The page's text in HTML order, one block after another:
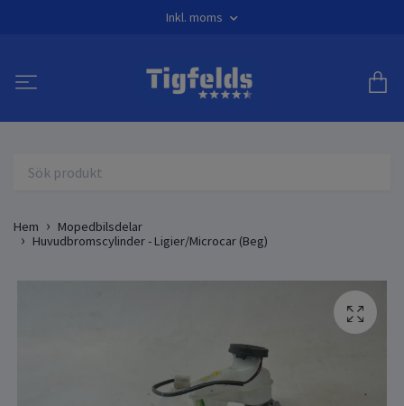
Inkl. moms
Hem
Mopedbilsdelar
Huvudbromscylinder - Ligier/Microcar (Beg)